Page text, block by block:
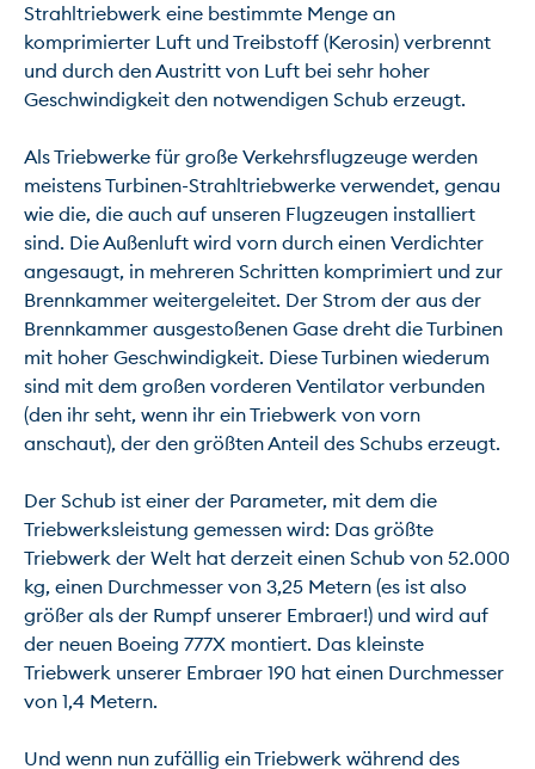
Strahltriebwerk eine bestimmte Menge an
komprimierter Luft und Treibstoff (Kerosin) verbrennt
und durch den Austritt von Luft bei sehr hoher
Geschwindigkeit den notwendigen Schub erzeugt.
Als Triebwerke für große Verkehrsflugzeuge werden
meistens Turbinen-Strahltriebwerke verwendet, genau
wie die, die auch auf unseren Flugzeugen installiert
sind. Die Außenluft wird vorn durch einen Verdichter
angesaugt, in mehreren Schritten komprimiert und zur
Brennkammer weitergeleitet. Der Strom der aus der
Brennkammer ausgestoßenen Gase dreht die Turbinen
mit hoher Geschwindigkeit. Diese Turbinen wiederum
sind mit dem großen vorderen Ventilator verbunden
(den ihr seht, wenn ihr ein Triebwerk von vorn
anschaut), der den größten Anteil des Schubs erzeugt.
Der Schub ist einer der Parameter, mit dem die
Triebwerksleistung gemessen wird: Das größte
Triebwerk der Welt hat derzeit einen Schub von 52.000
kg, einen Durchmesser von 3,25 Metern (es ist also
größer als der Rumpf unserer Embraer!) und wird auf
der neuen Boeing 777X montiert. Das kleinste
Triebwerk unserer Embraer 190 hat einen Durchmesser
von 1,4 Metern.
Und wenn nun zufällig ein Triebwerk während des